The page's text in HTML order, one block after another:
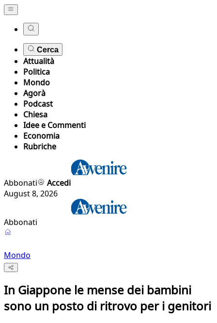
Cerca
Attualità
Politica
Mondo
Agorà
Podcast
Chiesa
Idee e Commenti
Economia
Rubriche
Abbonati
Accedi
August 8, 2026
Abbonati
Mondo
In Giappone le mense dei bambini
sono un posto di ritrovo per i genitori